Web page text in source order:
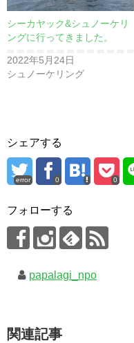
シーカヤック&シュノーケリ
ングに行ってきました。
2022年5月24日
シュノーケリング
シェアする
error 0 0
フォローする
papalagi_npo
関連記事